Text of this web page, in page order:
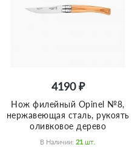
4190 ₽
Нож филейный Opinel №8,
нержавеющая сталь, рукоять
оливковое дерево
В Наличии: 21 Шт.